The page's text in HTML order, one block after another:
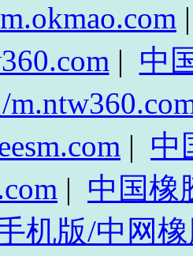
| 中
| 中
| 中国橡
机版/中网